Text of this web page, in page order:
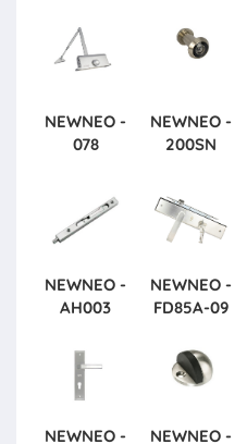
NEWNEO -
078
NEWNEO -
200SN
NEWNEO -
AH003
NEWNEO -
FD85A-09
NEWNEO -
NEWNEO -